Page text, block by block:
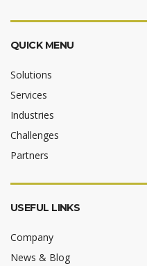
QUICK MENU
Solutions
Services
Industries
Challenges
Partners
USEFUL LINKS
Company
News & Blog